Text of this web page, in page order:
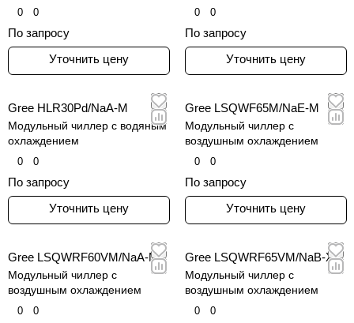
0 0
По запросу
Уточнить цену
0 0
По запросу
Уточнить цену
Gree HLR30Pd/NaA-M
Модульный чиллер c водяным
охлаждением
0 0
По запросу
Уточнить цену
Gree LSQWF65M/NaE-M
Модульный чиллер c
воздушным охлаждением
0 0
По запросу
Уточнить цену
Gree LSQWRF60VM/NaA-M
Модульный чиллер c
воздушным охлаждением
0 0
Gree LSQWRF65VM/NaB-X
Модульный чиллер c
воздушным охлаждением
0 0